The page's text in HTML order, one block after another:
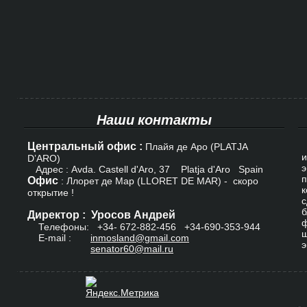
Наши контакты
Центральный офис : Плайя де Аро (PLATJA
D’ARO)
Адрес : Avda. Castell d'Aro, 37 Platja d'Aro Spain
Офис : Ллорет де Мар (LLORET DE MAR) - скоро
открытие !
Директор : Уросов Андрей
Телефоны: +34- 672-882-456
+34-690-353-944
E-mail : inmosland@gmail.com
senator60@mail.ru